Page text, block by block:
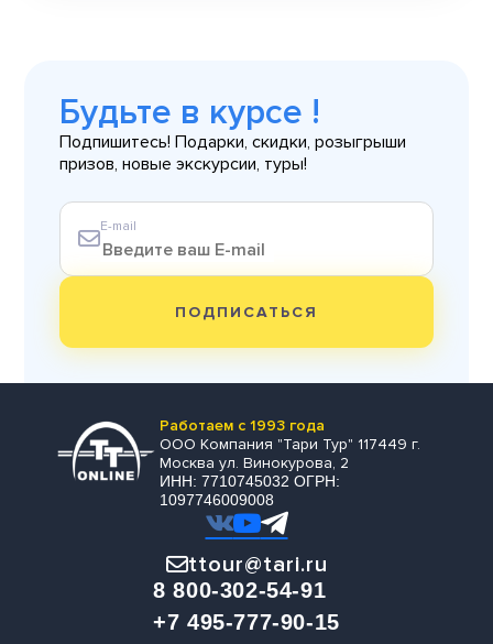
Будьте в курсе !
Подпишитесь! Подарки, скидки, розыгрыши
призов, новые экскурсии, туры!
E-mail
ПОДПИСАТЬСЯ
Работаем с 1993 года
ООО Компания "Тари Тур" 117449 г.
Москва ул. Винокурова, 2
ИНН: 7710745032 ОГРН:
1097746009008
ttour@tari.ru
8 800-302-54-91
+7 495-777-90-15